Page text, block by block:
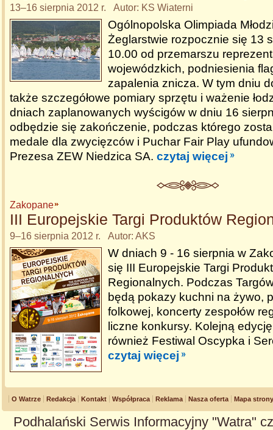
13–16 sierpnia 2012 r. Autor: KS Wiaterni
Ogólnopolska Olimpiada
Żeglarstwie rozpocznie się 13
10.00 od przemarszu
wojewódzkich, podniesienia
zapalenia znicza. W tym dniu
także szczegółowe pomiary sprzętu i ważenie
dniach zaplanowanych wyścigów w dniu 16
odbędzie się zakończenie, podczas którego
medale dla zwycięzców i Puchar Fair Play
Prezesa ZEW Niedzica SA. czytaj więcej
Zakopane
III Europejskie Targi Produktów
9–16 sierpnia 2012 r. Autor: AKS
W dniach 9 - 16 sierpnia w
się III Europejskie Targi
Regionalnych. Podczas
będą pokazy kuchni na żywo,
folkowej, koncerty zespołów
liczne konkursy. Kolejną
również Festiwal Oscypka i
czytaj więcej
O Watrze Redakcja Kontakt Współpraca Reklama Nasza oferta Mapa strony
Podhalański Serwis Informacyjny "Watra"